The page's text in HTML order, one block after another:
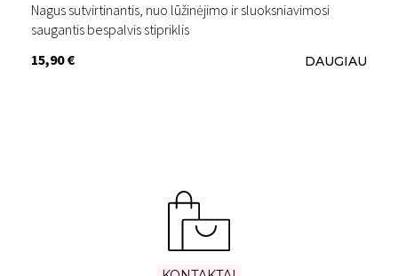
Nagus sutvirtinantis, nuo lūžinėjimo ir sluoksniavimosi
saugantis bespalvis stipriklis
15,90 €
DAUGIAU